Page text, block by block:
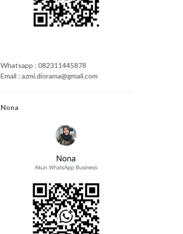
Whatsapp : 082311445878
Email : azmi.diorama@gmail.com
Nona